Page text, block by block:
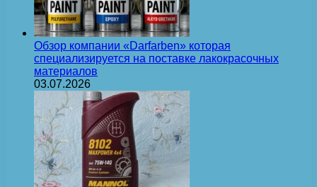
Обзор компании «Darfarben» которая
специализируется на поставке лакокрасочных
материалов
03.07.2026